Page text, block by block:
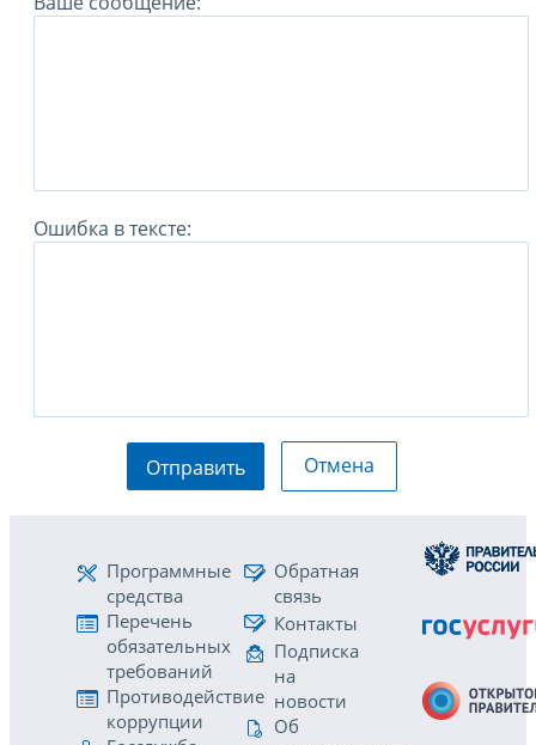
Ошибка в тексте:
Отправить Отмена
Программные
средства
Перечень
обязательных
требований
Противодействие
коррупции
Обратная
связь
Контакты
Подписка
на
новости
Об